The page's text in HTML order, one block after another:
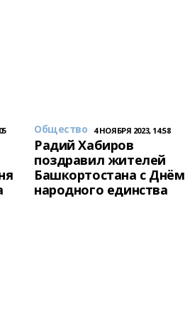
Общество 4 НОЯБРЯ 2023, 14:58
Радий Хабиров
поздравил жителей
Башкортостана с Днём
народного единства